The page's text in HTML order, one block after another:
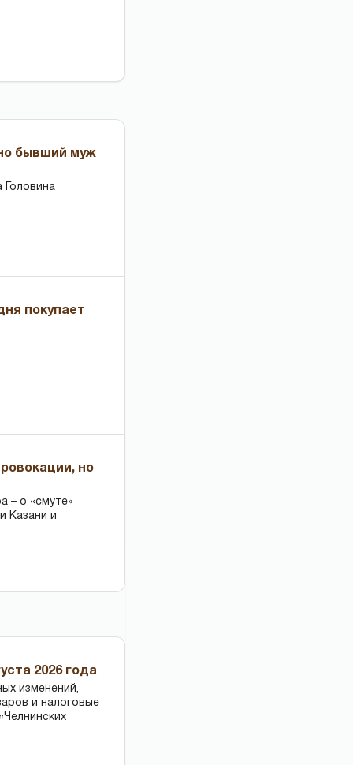
бывший муж
покупает
но
– о «смуте»
Казани и
2026 года
изменений,
и налоговые